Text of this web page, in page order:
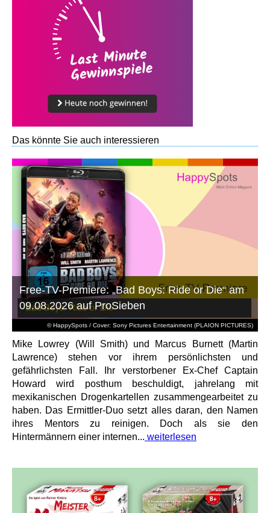
Das könnte Sie auch interessieren
© HappySpots / Cover: Sony Pictures Entertainment (PLAION PICTURES)
Free-TV-Premiere: „Bad Boys: Ride or Die“ am
09.08.2026 auf ProSieben
Mike Lowrey (Will Smith) und Marcus Burnett (Martin
Lawrence) stehen vor ihrem persönlichsten und
gefährlichsten Fall. Ihr verstorbener Ex-Chef Captain
Howard wird posthum beschuldigt, jahrelang mit
mexikanischen Drogenkartellen zusammengearbeitet zu
haben. Das Ermittler-Duo setzt alles daran, den Namen
ihres Mentors zu reinigen. Doch als sie den
Hintermännern einer internen... weiterlesen